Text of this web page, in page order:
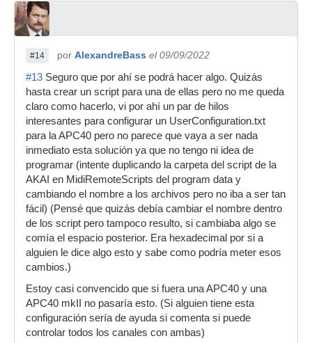
#14 por AlexandreBass el 09/09/2022
#13 Seguro que por ahí se podrá hacer algo. Quizás
hasta crear un script para una de ellas pero no me queda
claro como hacerlo, vi por ahí un par de hilos
interesantes para configurar un UserConfiguration.txt
para la APC40 pero no parece que vaya a ser nada
inmediato esta solución ya que no tengo ni idea de
programar (intente duplicando la carpeta del script de la
AKAI en MidiRemoteScripts del program data y
cambiando el nombre a los archivos pero no iba a ser tan
fácil) (Pensé que quizás debía cambiar el nombre dentro
de los script pero tampoco resulto, si cambiaba algo se
comía el espacio posterior. Era hexadecimal por si a
alguien le dice algo esto y sabe como podría meter esos
cambios.)
Estoy casi convencido que si fuera una APC40 y una
APC40 mkII no pasaría esto. (Si alguien tiene esta
configuración sería de ayuda si comenta si puede
controlar todos los canales con ambas)